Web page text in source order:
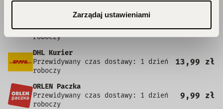
Zarządaj ustawieniami
roboczy
Automaty DHL BOX 24/7 | Punkty POP
Przewidywany czas dostawy: 1 dzień
roboczy
12,99 zł
DHL Kurier
Przewidywany czas dostawy: 1 dzień
roboczy
13,99 zł
ORLEN Paczka
Przewidywany czas dostawy: 1 dzień
roboczy
9,99 zł